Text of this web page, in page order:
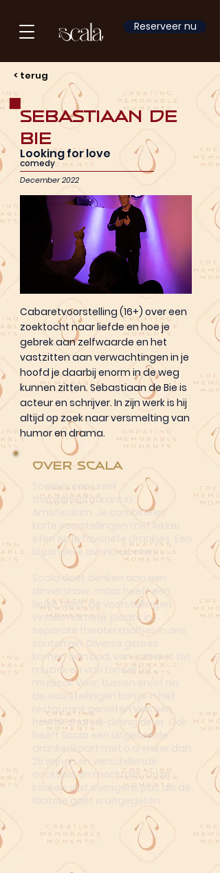
Reserveer nu
< terug
Sebastiaan de
Bie
Looking for love
comedy
December 2022
Cabaretvoorstelling (16+) over een
zoektocht naar liefde en hoe je
gebrek aan zelfwaarde en het
vastzitten aan verwachtingen in je
hoofd je daarbij enorm in de weg
kunnen zitten. Sebastiaan de Bie is
acteur en schrijver. In zijn werk is hij
altijd op zoek naar versmelting van
humor en drama.
Over Scala
Scala is een uniek
theaterrestaurant in
Amsterdam. Je combineert
korte voorstellingen met lekker
eten én je favoriete drankjes. Een
bijzondere avond uit eten!
Scala doet denken aan een
dinnershow, maar heeft een
leuke twist: de voorstellingen
vinden namelijk plaats in
separate theaterzaaltjes in ons
souterrain. Diverse genres
komen aan bod, van cabaret tot
muziek en van toneel tot
musical. Voor, tussen en/of na
de voorstellingen kan je in het
restaurant genieten van een
heerlijk shared-dining diner. Ook
heeft Scala een uitgebreide
drankenkaart met o.a. meer dan
25 wijnen en verschillende
cocktails en mocktails. Onze
keuken sluit overigens pas als de
laatste gast is uitgegeten.